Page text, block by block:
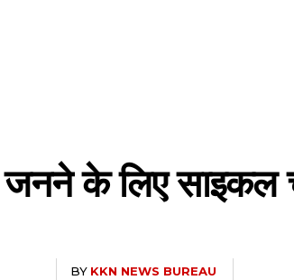
जनने के लिए
BY KKN NEWS BUREAU